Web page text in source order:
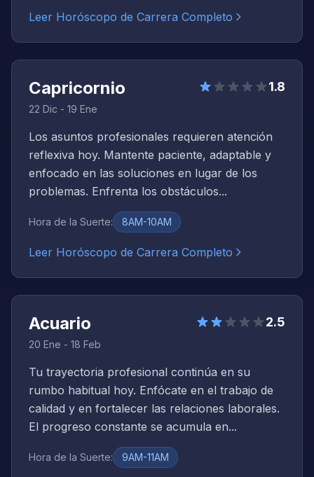
Leer Horóscopo de Carrera Completo
Capricornio
22 Dic - 19 Ene
1.8
Los asuntos profesionales requieren atención
reflexiva hoy. Mantente paciente, adaptable y
enfocado en las soluciones en lugar de los
problemas. Enfrenta los obstáculos...
Hora de la Suerte: 8AM-10AM
Leer Horóscopo de Carrera Completo
Acuario
20 Ene - 18 Feb
2.5
Tu trayectoria profesional continúa en su
rumbo habitual hoy. Enfócate en el trabajo de
calidad y en fortalecer las relaciones laborales.
El progreso constante se acumula en...
Hora de la Suerte: 9AM-11AM